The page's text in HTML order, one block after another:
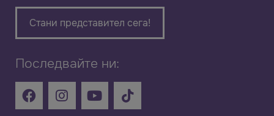
Стани представител сега!
Последвайте ни: